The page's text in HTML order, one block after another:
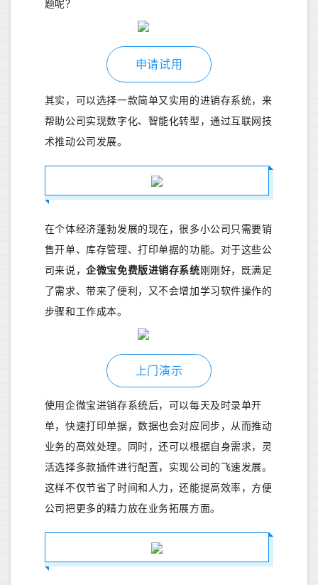
题呢？
申请试用
其实，可以选择一款简单又实用的进销存系统，来
帮助公司实现数字化、智能化转型，通过互联网技
术推动公司发展。
在个体经济蓬勃发展的现在，很多小公司只需要销
售开单、库存管理、打印单据的功能。 对于这些公
司来说，企微宝免费版进销存系统刚刚好，既满足
了需求、带来了便利，又不会增加学习软件操作的
步骤和工作成本。
上门演示
使用企微宝进销存系统后，可以每天及时录单开
单，快速打印单据，数据也会对应同步，从而推动
业务的高效处理。同时，还可以根据自身需求，灵
活选择多款插件进行配置，实现公司的飞速发展。
这样不仅节省了时间和人力，还能提高效率，方便
公司把更多的精力放在业务拓展方面。